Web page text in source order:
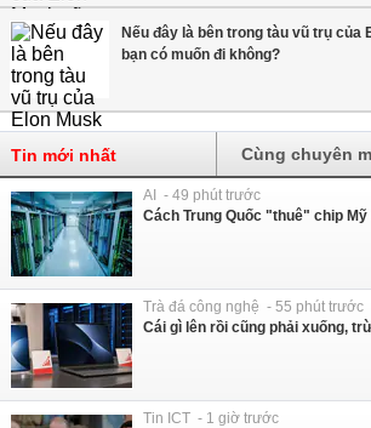
Nếu đây là bên trong tàu vũ trụ của
bạn có muốn đi không?
Tin mới nhất Cùng chuyên
AI - 49 phút trước
Cách Trung Quốc "thuê" chip
Trà đá công nghệ - 55 phút trước
Cái gì lên rồi cũng phải xuống,
Tin ICT - 1 giờ trước